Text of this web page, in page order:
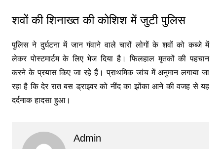
शवों की शिनाख्त की कोशिश में जुटी पुलिस
पुलिस ने दुर्घटना में जान गंवाने वाले चारों लोगों के शवों को कब्जे में
लेकर पोस्टमार्टम के लिए भेज दिया है। फिलहाल मृतकों की पहचान
करने के प्रयास किए जा रहे हैं। प्राथमिक जांच में अनुमान लगाया जा
रहा है कि देर रात बस ड्राइवर को नींद का झोंका आने की वजह से यह
दर्दनाक हादसा हुआ।
Admin